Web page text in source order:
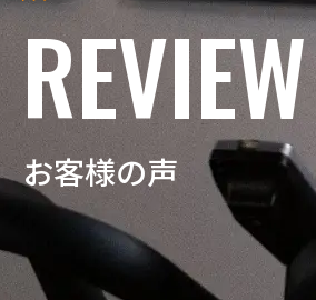
REVIEW
お客様の声